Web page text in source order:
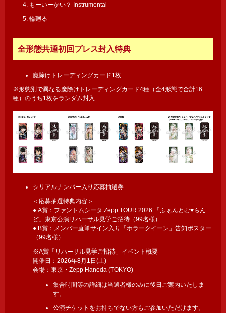
4. もーいーかい？ Instrumental
5. 輪廻る
全形態共通初回プレス封入特典
魔除けトレーディングカード1枚
※形態別で異なる魔除けトレーディングカード4種（全4形態で合計16
種）のうち1枚をランダム封入
シリアルナンバー入り応募抽選券
＜応募抽選特典内容＞
● A賞：ファントムシータ Zepp TOUR 2026 「ふぁんとむ♥らん
ど」東京公演リハーサル見学ご招待（99名様）
● B賞：メンバー直筆サイン入り「ホラークイーン」告知ポスター
（99名様）
※A賞「リハーサル見学ご招待」イベント概要
開催日：2026年8月1日(土)
会場：東京・Zepp Haneda (TOKYO)
集合時間等の詳細は当選者様のみに後日ご案内いたしま
す。
公演チケットをお持ちでない方もご参加いただけます。